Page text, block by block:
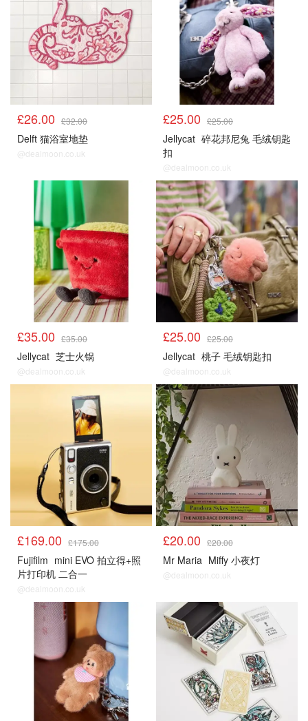
£26.00 £32.00
Delft 猫浴室地垫
@dealmoon.co.uk
£25.00 £25.00
Jellycat 碎花邦尼兔 毛绒钥匙
扣
@dealmoon.co.uk
£35.00 £35.00
Jellycat 芝士火锅
@dealmoon.co.uk
£25.00 £25.00
Jellycat 桃子 毛绒钥匙扣
@dealmoon.co.uk
£169.00 £175.00
Fujifilm mini EVO 拍立得+照
片打印机 二合一
@dealmoon.co.uk
£20.00 £20.00
Mr Maria Miffy 小夜灯
@dealmoon.co.uk